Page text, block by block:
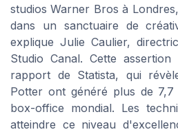
studios Warner Bros à
dans un sanctuaire de
explique Julie Caulier,
Studio Canal. Cette
rapport de Statista, qui
Potter ont généré plus de
box-office mondial. Les
atteindre ce niveau